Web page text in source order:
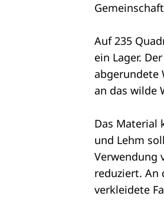
Auf 235
ein Lager.
abgerundete
an das wilde
Das Material
und Lehm
Verwendung
reduziert. An
verkleidete